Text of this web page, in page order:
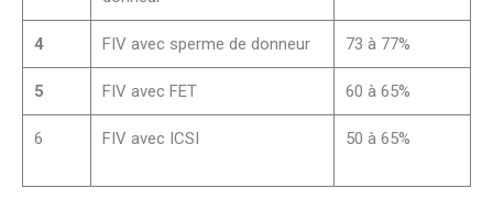
4 FIV avec sperme de donneur 73 à 77%
5 FIV avec FET 60 à 65%
6 FIV avec ICSI 50 à 65%